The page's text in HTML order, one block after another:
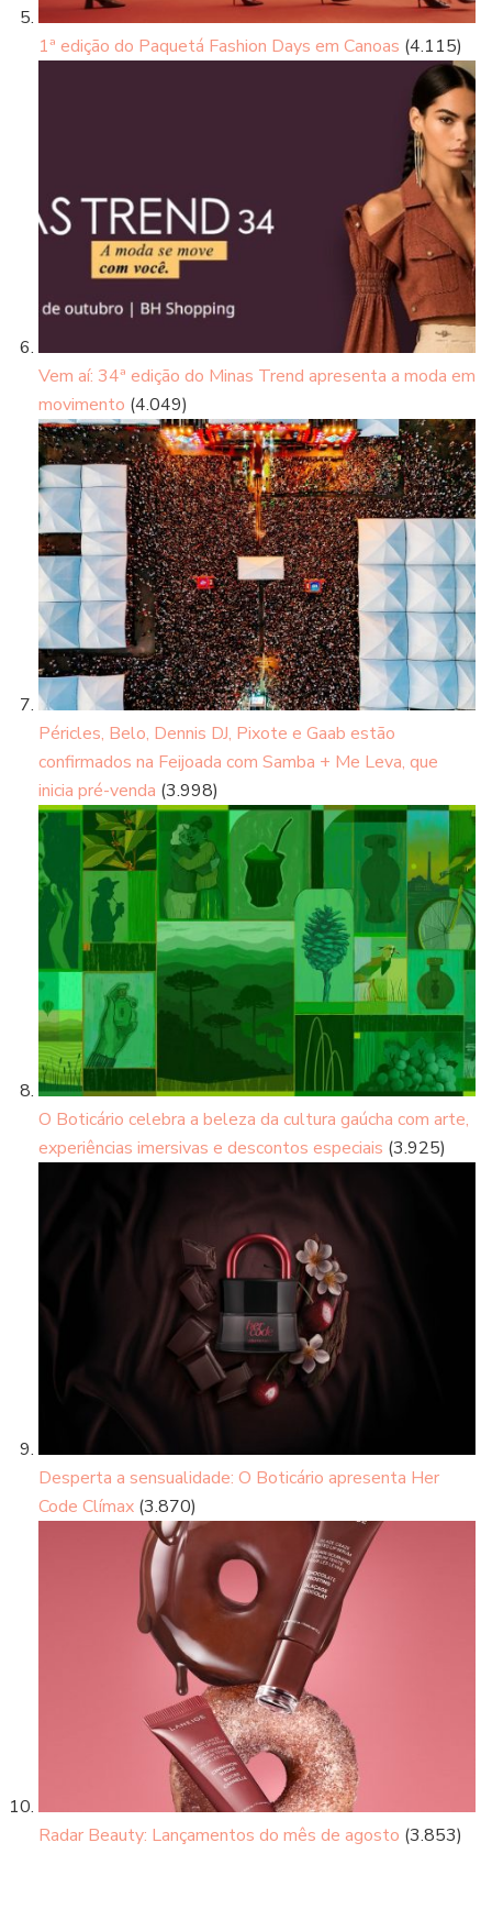
1ª edição do Paquetá Fashion Days em Canoas (4.115)
Vem aí: 34ª edição do Minas Trend apresenta a moda em
movimento (4.049)
Péricles, Belo, Dennis DJ, Pixote e Gaab estão
confirmados na Feijoada com Samba + Me Leva, que
inicia pré-venda (3.998)
O Boticário celebra a beleza da cultura gaúcha com arte,
experiências imersivas e descontos especiais (3.925)
Desperta a sensualidade: O Boticário apresenta Her
Code Clímax (3.870)
Radar Beauty: Lançamentos do mês de agosto (3.853)